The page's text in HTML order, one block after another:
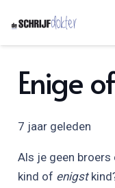
Enige
7 jaar geleden
Als je geen broers
kind of enigst